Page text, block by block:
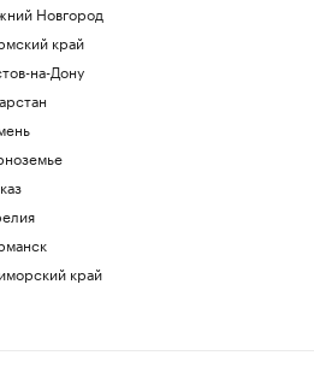
Новгород
край
на-Дону
край